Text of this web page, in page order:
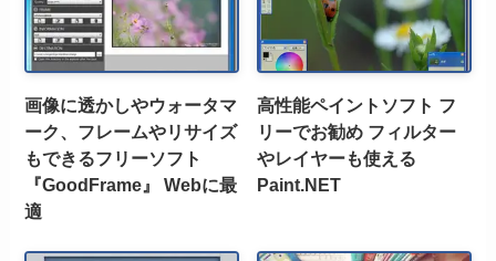
画像に透かしやウォータマ
ーク、フレームやリサイズ
もできるフリーソフト
『GoodFrame』 Webに最
適
高性能ペイントソフト フ
リーでお勧め フィルター
やレイヤーも使える
Paint.NET